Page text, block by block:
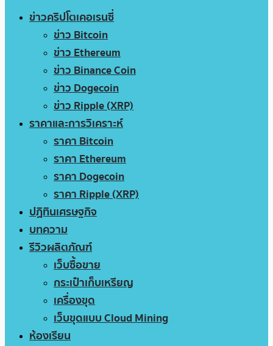
ข่าวคริปโตเคอเรนซี่
ข่าว Bitcoin
ข่าว Ethereum
ข่าว Binance Coin
ข่าว Dogecoin
ข่าว Ripple (XRP)
ราคาและการวิเคราะห์
ราคา Bitcoin
ราคา Ethereum
ราคา Dogecoin
ราคา Ripple (XRP)
ปฏิทินเศรษฐกิจ
บทความ
รีวิวผลิตภัณฑ์
เว็บซื้อขาย
กระเป๋าเก็บเหรียญ
เครื่องขุด
เว็บขุดแบบ Cloud Mining
ห้องเรียน